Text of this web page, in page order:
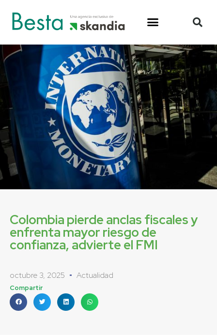
Colombia pierde anclas fiscales y
enfrenta mayor riesgo de
confianza, advierte el FMI
octubre 3, 2025 Actualidad
Compartir